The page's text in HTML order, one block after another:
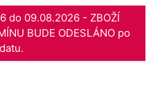
do 09.08.2026 - ZBOŽÍ
BUDE ODESLÁNO po